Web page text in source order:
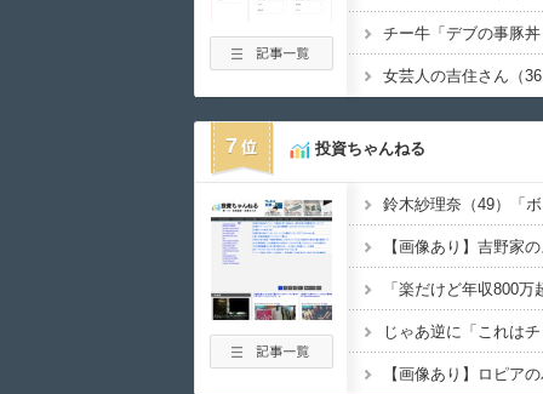
7 投資ちゃんねる
【画像あり】吉野家